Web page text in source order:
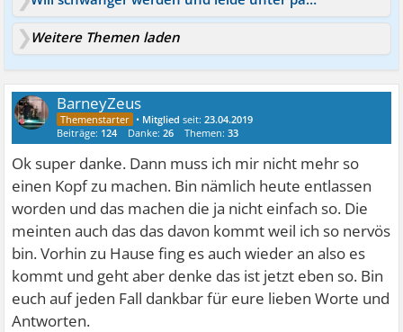
Weitere Themen laden
BarneyZeus
• Mitglied seit:23.04.2019
Beiträge: 124 Danke:26 Themen:33
Ok super danke. Dann muss ich mir nicht mehr so
einen Kopf zu machen. Bin nämlich heute entlassen
worden und das machen die ja nicht einfach so. Die
meinten auch das das davon kommt weil ich so nervös
bin. Vorhin zu Hause fing es auch wieder an also es
kommt und geht aber denke das ist jetzt eben so. Bin
euch auf jeden Fall dankbar für eure lieben Worte und
Antworten.